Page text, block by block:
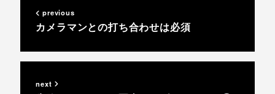
previous
カメラマンとの打ち合わせは必須
next